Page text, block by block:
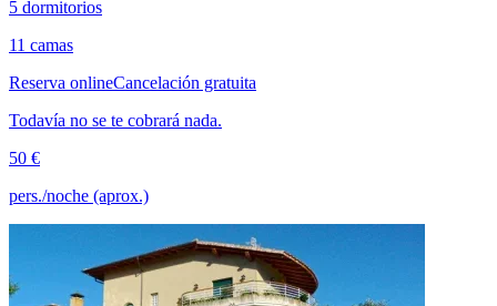
5 dormitorios
11 camas
Reserva onlineCancelación gratuita
Todavía no se te cobrará nada.
50 €
pers./noche (aprox.)